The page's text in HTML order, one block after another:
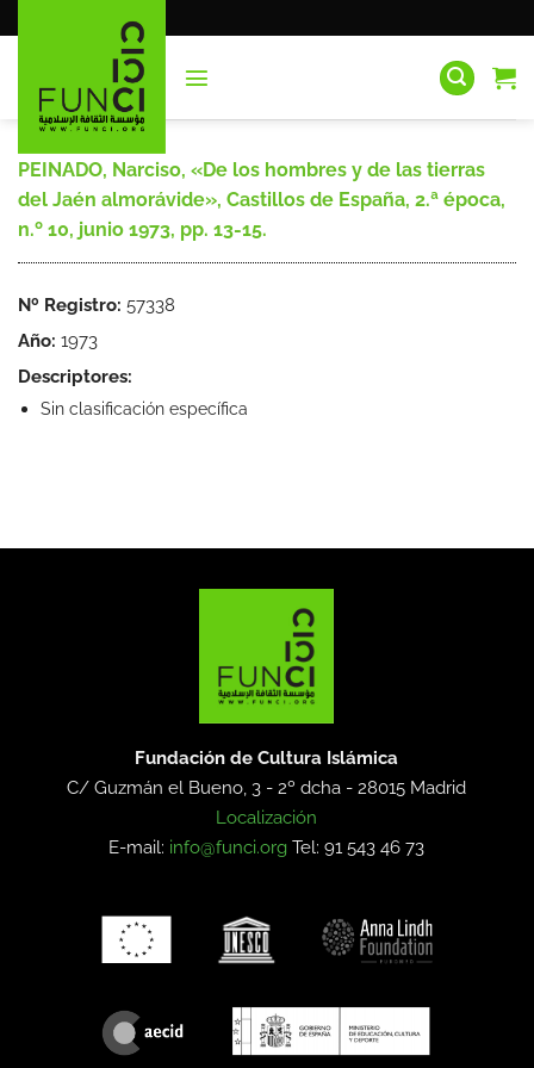
al
PEINADO, Narciso, «De los hombres y de las tierras
del Jaén almorávide», Castillos de España, 2.ª época,
n.º 10, junio 1973, pp. 13-15.
Nº Registro: 57338
Año: 1973
Descriptores:
Sin clasificación específica
Fundación de Cultura Islámica
C/ Guzmán el Bueno, 3 - 2º dcha -28015 Madrid
Localización
E-mail: info@funci.org Tel: 91 543 46 73